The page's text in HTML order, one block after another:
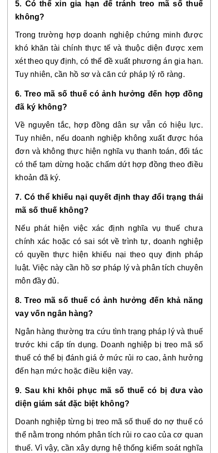
5. Có thể xin gia hạn để tránh treo mã số thuế
không?
Trong trường hợp doanh nghiệp chứng minh được
khó khăn tài chính thực tế và thuộc diện được xem
xét theo quy định, có thể đề xuất phương án gia hạn.
Tuy nhiên, cần hồ sơ và căn cứ pháp lý rõ ràng.
6. Treo mã số thuế có ảnh hưởng đến hợp đồng
đã ký không?
Về nguyên tắc, hợp đồng dân sự vẫn có hiệu lực.
Tuy nhiên, nếu doanh nghiệp không xuất được hóa
đơn và không thực hiện nghĩa vụ thanh toán, đối tác
có thể tạm dừng hoặc chấm dứt hợp đồng theo điều
khoản đã ký.
7. Có thể khiếu nại quyết định thay đổi trạng thái
mã số thuế không?
Nếu phát hiện việc xác định nghĩa vụ thuế chưa
chính xác hoặc có sai sót về trình tự, doanh nghiệp
có quyền thực hiện khiếu nại theo quy định pháp
luật. Việc này cần hồ sơ pháp lý và phân tích chuyên
môn đầy đủ.
8. Treo mã số thuế có ảnh hưởng đến khả năng
vay vốn ngân hàng?
Ngân hàng thường tra cứu tình trạng pháp lý và thuế
trước khi cấp tín dụng. Doanh nghiệp bị treo mã số
thuế có thể bị đánh giá ở mức rủi ro cao, ảnh hưởng
đến hạn mức hoặc điều kiện vay.
9. Sau khi khôi phục mã số thuế có bị đưa vào
diện giám sát đặc biệt không?
Doanh nghiệp từng bị treo mã số thuế do nợ thuế có
thể nằm trong nhóm phân tích rủi ro cao của cơ quan
thuế. Vì vậy, cần xây dựng hệ thống kiểm soát nghĩa